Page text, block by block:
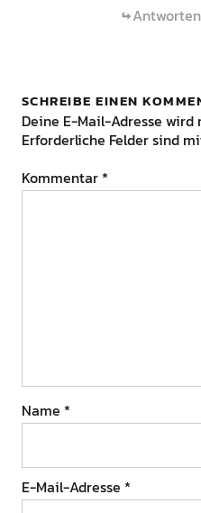
Antworten
SCHREIBE EINEN
Deine E-Mail-Adresse
Erforderliche Felder sind
Kommentar *
Name *
E-Mail-Adresse *